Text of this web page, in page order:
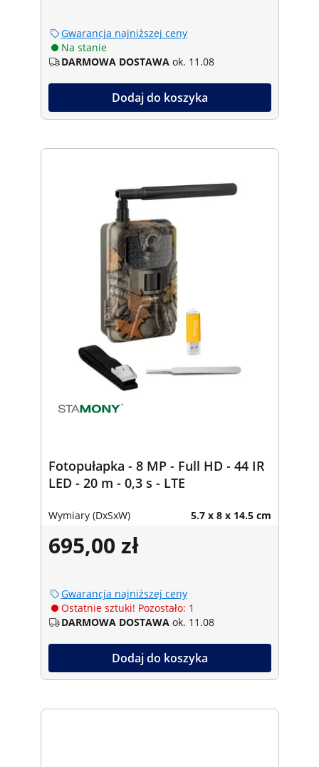
Gwarancja najniższej ceny
Na stanie
DARMOWA DOSTAWA ok. 11.08
Dodaj do koszyka
Fotopułapka - 8 MP - Full HD - 44 IR
LED - 20 m - 0,3 s - LTE
Wymiary (DxSxW) 5.7 x 8 x 14.5 cm
695,00 zł
Gwarancja najniższej ceny
Ostatnie sztuki! Pozostało: 1
DARMOWA DOSTAWA ok. 11.08
Dodaj do koszyka